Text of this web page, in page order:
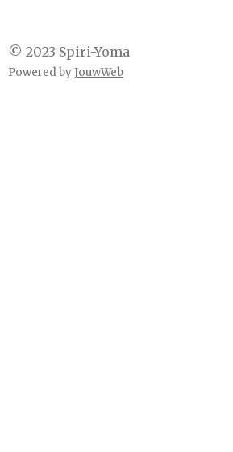
© 2023 Spiri-Yoma
Powered byJouwWeb